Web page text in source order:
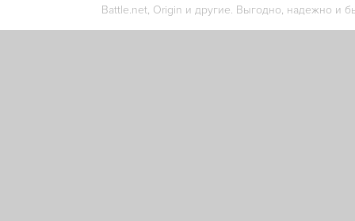
Battle.net, Origin и другие. Выгодно, надежно и